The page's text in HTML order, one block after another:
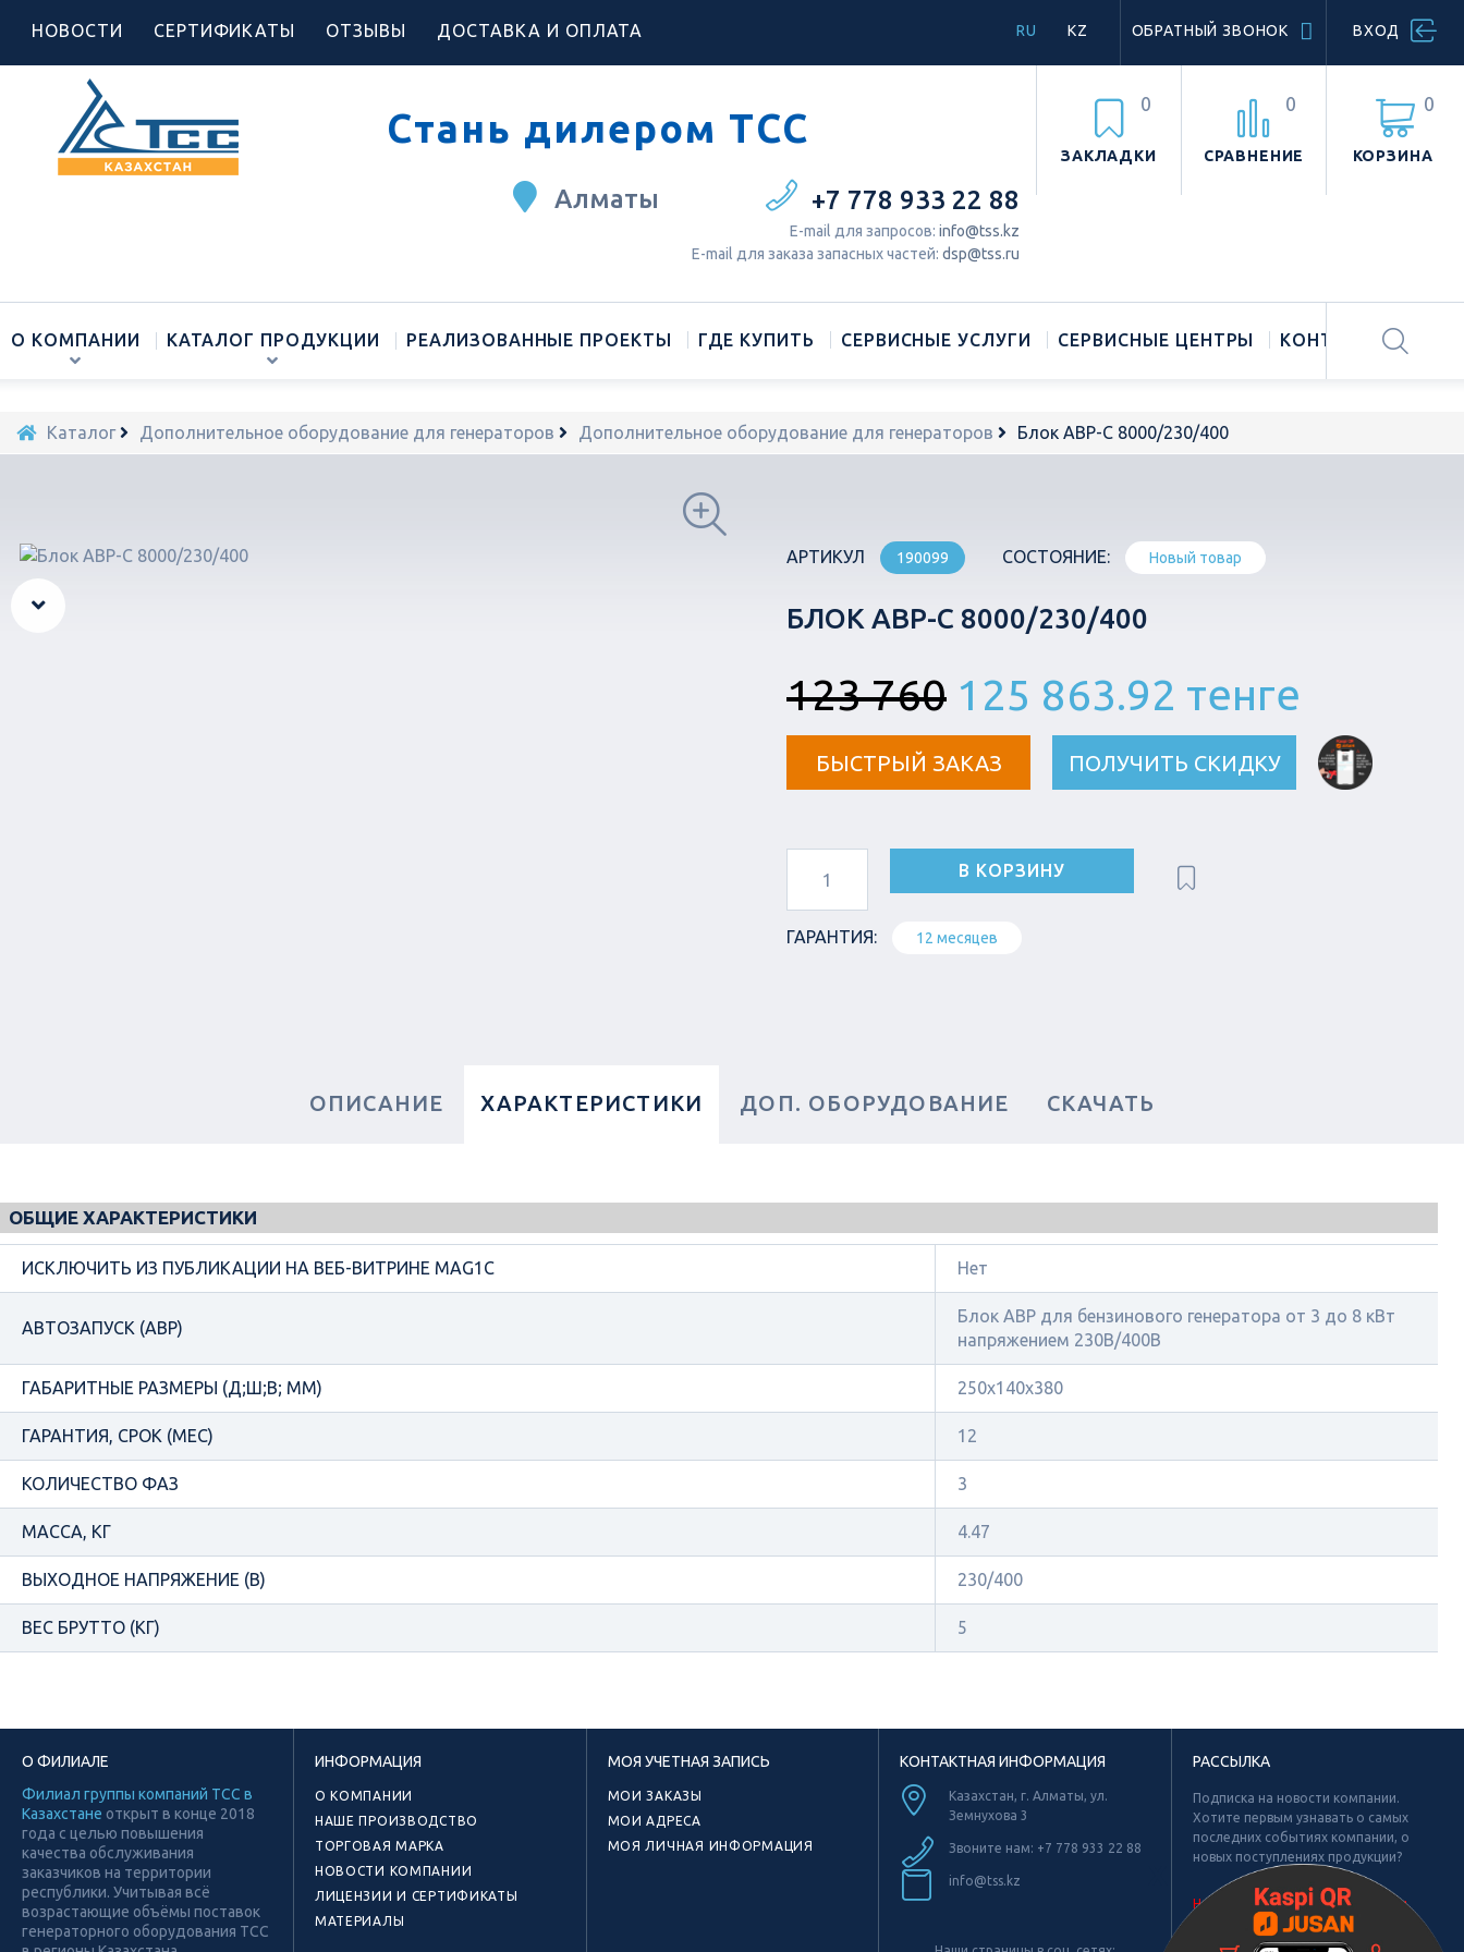
НОВОСТИ СЕРТИФИКАТЫ ОТЗЫВЫ ДОСТАВКА И ОПЛАТА ВХОД
ОБРАТНЫЙ ЗВОНОК
RU KZ
Стань дилером ТСС
КОРЗИНА
0
ЗАКЛАДКИ
0
СРАВНЕНИЕ
0
+7 778 933 22 88
Е-mail для запросов: info@tss.kz
Е-mail для заказа запасных частей: dsp@tss.ru
Алматы
О КОМПАНИИ КАТАЛОГ ПРОДУКЦИИ РЕАЛИЗОВАННЫЕ ПРОЕКТЫ ГДЕ КУПИТЬ СЕРВИСНЫЕ УСЛУГИ СЕРВИСНЫЕ ЦЕНТРЫ КОНТАКТЫ
Каталог Дополнительное оборудование для генераторов Дополнительное оборудование для генераторов Блок АВР-С 8000/230/400
АРТИКУЛ 190099 СОСТОЯНИЕ: Новый товар
БЛОК АВР-С 8000/230/400
123 760 125 863.92 тенге
БЫСТРЫЙ ЗАКАЗ ПОЛУЧИТЬ СКИДКУ
В КОРЗИНУ
ГАРАНТИЯ: 12 месяцев
ОПИСАНИЕ ХАРАКТЕРИСТИКИ ДОП. ОБОРУДОВАНИЕ СКАЧАТЬ
ОБЩИЕ ХАРАКТЕРИСТИКИ
ИСКЛЮЧИТЬ ИЗ ПУБЛИКАЦИИ НА ВЕБ-ВИТРИНЕ MAG1C Нет
АВТОЗАПУСК (АВР)
Блок АВР для бензинового генератора от 3 до 8 кВт
напряжением 230В/400В
ГАБАРИТНЫЕ РАЗМЕРЫ (Д;Ш;В; ММ) 250х140х380
ГАРАНТИЯ, СРОК (МЕС) 12
КОЛИЧЕСТВО ФАЗ 3
МАССА, КГ 4.47
ВЫХОДНОЕ НАПРЯЖЕНИЕ (В) 230/400
ВЕС БРУТТО (КГ) 5
О ФИЛИАЛЕ
Филиал группы компаний ТСС в
Казахстане открыт в конце 2018
года с целью повышения
качества обслуживания
заказчиков на территории
республики. Учитывая всё
возрастающие объёмы поставок
генераторного оборудования ТСС
ИНФОРМАЦИЯ
О КОМПАНИИ
НАШЕ ПРОИЗВОДСТВО
ТОРГОВАЯ МАРКА
НОВОСТИ КОМПАНИИ
ЛИЦЕНЗИИ И СЕРТИФИКАТЫ
МАТЕРИАЛЫ
МОЯ УЧЕТНАЯ ЗАПИСЬ
МОИ ЗАКАЗЫ
МОИ АДРЕСА
МОЯ ЛИЧНАЯ ИНФОРМАЦИЯ
КОНТАКТНАЯ ИНФОРМАЦИЯ
Казахстан, г. Алматы, ул.
Земнухова 3
Звоните нам: +7 778 933 22 88
info@tss.kz
РАССЫЛКА
Подписка на новости компании.
Хотите первым узнавать о самых
последних событиях компании, о
новых поступлениях продукции?
Не найдено рубрик для подписки.